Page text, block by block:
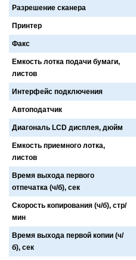
Разрешение сканера
Принтер
Факс
Емкость лотка подачи бумаги,
листов
Интерфейс подключения
Автоподатчик
Диагональ LCD дисплея, дюйм
Емкость приемного лотка,
листов
Время выхода первого
отпечатка (ч/б), сек
Скорость копирования (ч/б), стр/
мин
Время выхода первой копии (ч/
б), сек